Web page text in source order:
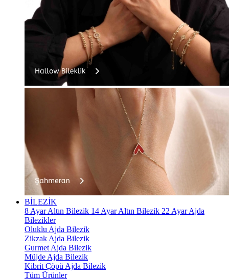
BİLEZİK
8 Ayar Altın Bilezik 14 Ayar Altın Bilezik 22 Ayar Ajda
Bilezikler
Oluklu Ajda Bilezik
Zikzak Ajda Bilezik
Gurmet Ajda Bilezik
Müjde Ajda Bilezik
Kibrit Çöpü Ajda Bilezik
Tüm Ürünler